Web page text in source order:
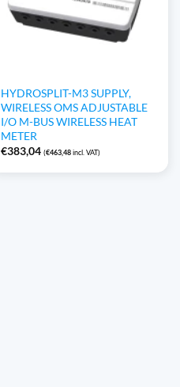
HYDROSPLIT-M3 SUPPLY,
WIRELESS OMS ADJUSTABLE
I/O M-BUS WIRELESS HEAT
METER
€383,04 (€463,48incl. VAT)